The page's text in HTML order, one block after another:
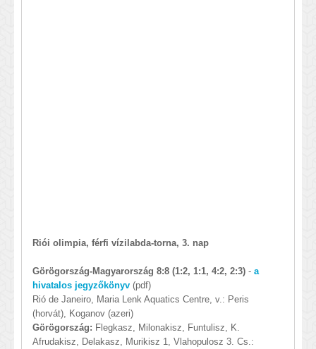
Riói olimpia, férfi vízilabda-torna, 3. nap
Görögország-Magyarország 8:8 (1:2, 1:1, 4:2, 2:3) - a
hivatalos jegyzőkönyv (pdf)
Rió de Janeiro, Maria Lenk Aquatics Centre, v.: Peris
(horvát), Koganov (azeri)
Görögország: Flegkasz, Milonakisz, Funtulisz, K.
Afrudakisz, Delakasz, Murikisz 1, Vlahopulosz 3. Cs.: